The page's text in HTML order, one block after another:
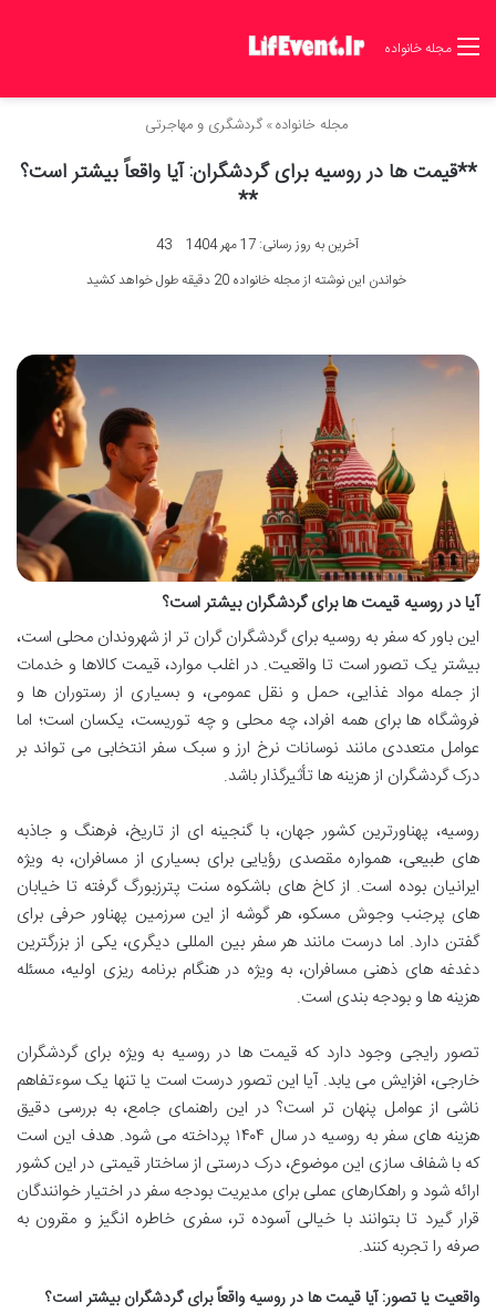
مجله خانواده
مجله خانواده» گردشگری و مهاجرتی
**قیمت ها در روسیه برای گردشگران: آیا واقعاً بیشتر است؟
**
آخرین به روز رسانی: 17 مهر 1404
43
خواندن این نوشته از مجله خانواده 20 دقیقه طول خواهد کشید
آیا در روسیه قیمت ها برای گردشگران بیشتر است؟
این باور که سفر به روسیه برای گردشگران گران تر از شهروندان محلی است،
بیشتر یک تصور است تا واقعیت. در اغلب موارد، قیمت کالاها و خدمات
از جمله مواد غذایی، حمل و نقل عمومی، و بسیاری از رستوران ها و
فروشگاه ها برای همه افراد، چه محلی و چه توریست، یکسان است؛ اما
عوامل متعددی مانند نوسانات نرخ ارز و سبک سفر انتخابی می تواند بر
درک گردشگران از هزینه ها تأثیرگذار باشد.
روسیه، پهناورترین کشور جهان، با گنجینه ای از تاریخ، فرهنگ و جاذبه
های طبیعی، همواره مقصدی رؤیایی برای بسیاری از مسافران، به ویژه
ایرانیان بوده است. از کاخ های باشکوه سنت پترزبورگ گرفته تا خیابان
های پرجنب وجوش مسکو، هر گوشه از این سرزمین پهناور حرفی برای
گفتن دارد. اما درست مانند هر سفر بین المللی دیگری، یکی از بزرگترین
دغدغه های ذهنی مسافران، به ویژه در هنگام برنامه ریزی اولیه، مسئله
هزینه ها و بودجه بندی است.
تصور رایجی وجود دارد که قیمت ها در روسیه به ویژه برای گردشگران
خارجی، افزایش می یابد. آیا این تصور درست است یا تنها یک سوءتفاهم
ناشی از عوامل پنهان تر است؟ در این راهنمای جامع، به بررسی دقیق
هزینه های سفر به روسیه در سال ۱۴۰۴ پرداخته می شود. هدف این است
که با شفاف سازی این موضوع، درک درستی از ساختار قیمتی در این کشور
ارائه شود و راهکارهای عملی برای مدیریت بودجه سفر در اختیار خوانندگان
قرار گیرد تا بتوانند با خیالی آسوده تر، سفری خاطره انگیز و مقرون به
صرفه را تجربه کنند.
واقعیت یا تصور: آیا قیمت ها در روسیه واقعاً برای گردشگران بیشتر است؟